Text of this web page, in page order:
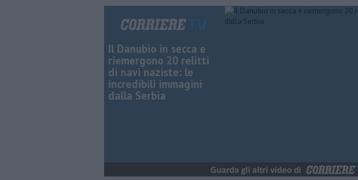
Il Danubio in secca e
riemergono 20 relitti
di navi naziste: le
incredibili immagini
dalla Serbia